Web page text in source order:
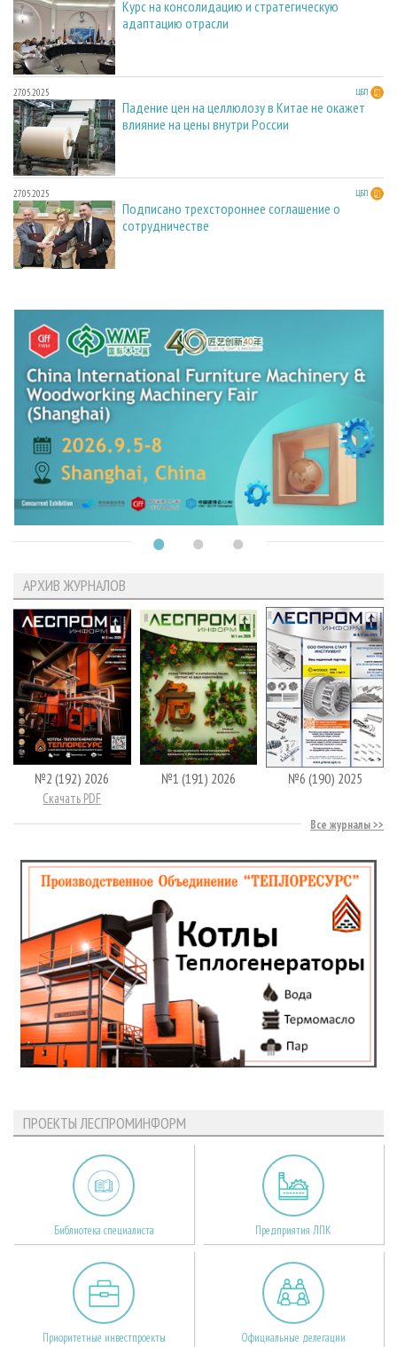
Курс на консолидацию и стратегическую
адаптацию отрасли
27.05.2025 ЦБП
Падение цен на целлюлозу в Китае не окажет
влияние на цены внутри России
27.05.2025 ЦБП
Подписано трехстороннее соглашение о
сотрудничестве
АРХИВ ЖУРНАЛОВ
№2 (192) 2026
Скачать PDF
№1 (191) 2026 №6 (190) 2025
Все журналы
ПРОЕКТЫ ЛЕСПРОМИНФОРМ
Библиотека специалиста Предприятия ЛПК
Приоритетные инвестпроекты Официальные делегации